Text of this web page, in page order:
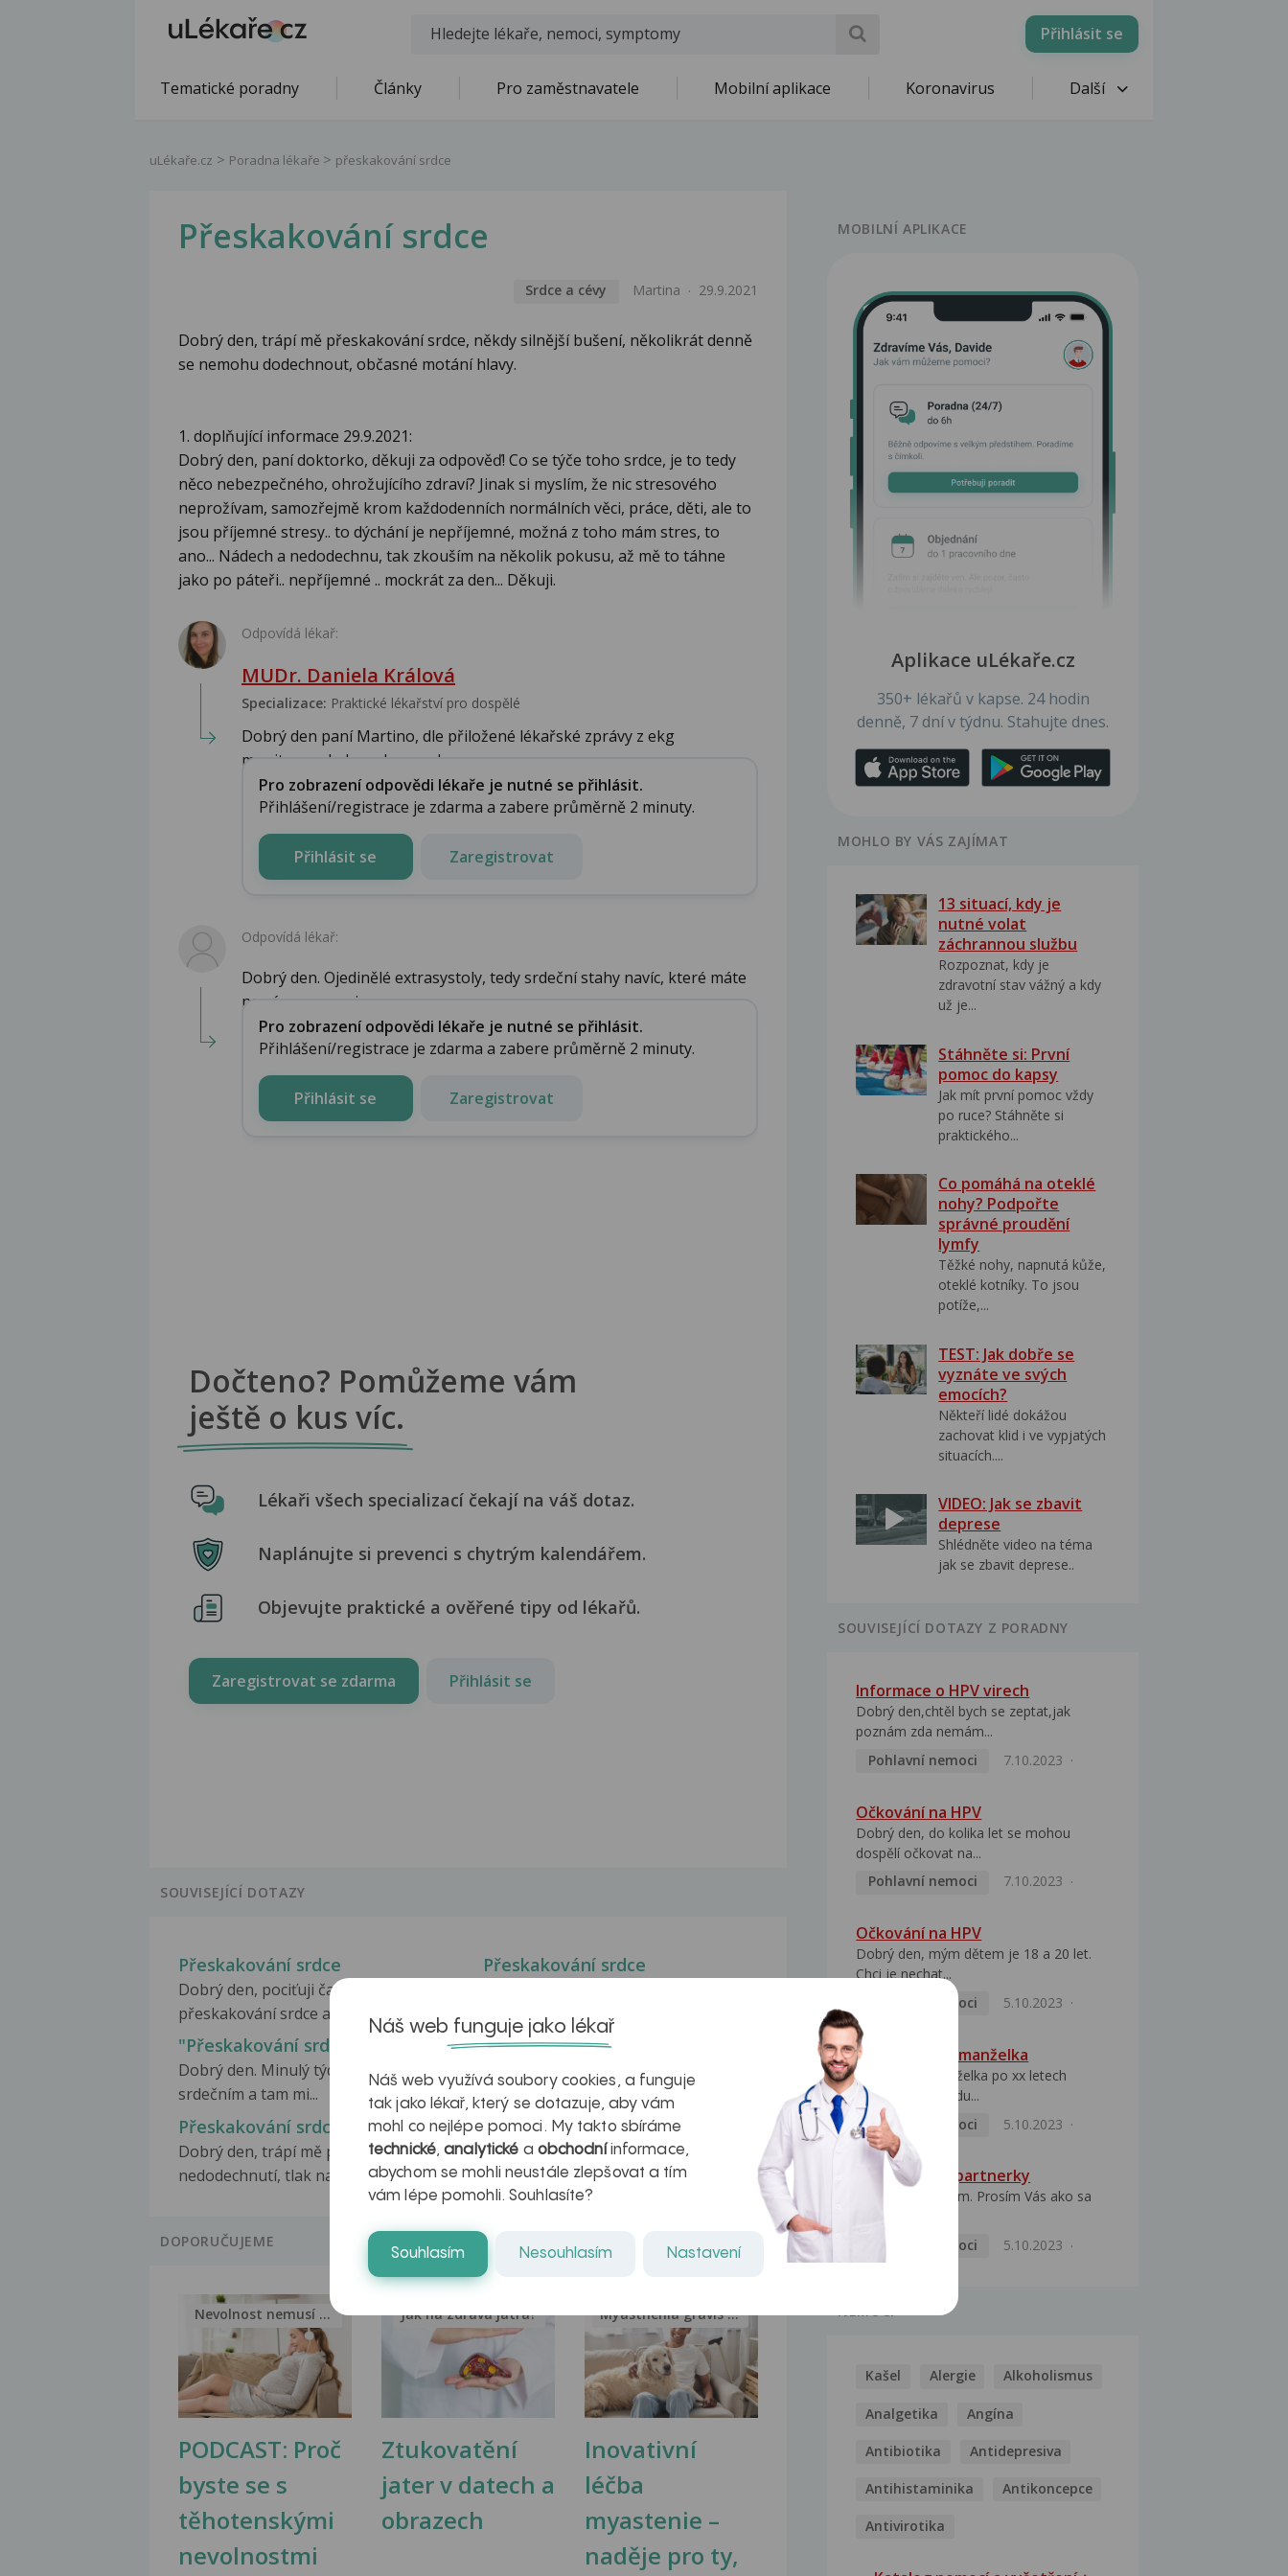
Přihlásit se
Tematické poradny Články Pro zaměstnavatele Mobilní aplikace Koronavirus Další
uLékaře.cz Poradna lékaře přeskakování srdce
Přeskakování srdce
Srdce a cévy Martina 29.9.2021
Dobrý den, trápí mě přeskakování srdce, někdy silnější bušení, několikrát denně
se nemohu dodechnout, občasné motání hlavy.
1. doplňující informace 29.9.2021:
Dobrý den, paní doktorko, děkuji za odpověď! Co se týče toho srdce, je to tedy
něco nebezpečného, ohrožujícího zdraví? Jinak si myslím, že nic stresového
neprožívam, samozřejmě krom každodenních normálních věci, práce, děti, ale to
jsou příjemné stresy.. to dýchání je nepříjemné, možná z toho mám stres, to
ano... Nádech a nedodechnu, tak zkouším na několik pokusu, až mě to táhne
jako po páteři.. nepříjemné .. mockrát za den... Děkuji.
Odpovídá lékař:
MUDr. Daniela Králová
Specializace: Praktické lékařství pro dospělé
Dobrý den paní Martino, dle přiložené lékařské zprávy z ekg
monitorace byly zachyceny komor...
Pro zobrazení odpovědi lékaře je nutné se přihlásit.
Přihlášení/registrace je zdarma a zabere průměrně 2 minuty.
Přihlásit se Zaregistrovat
Odpovídá lékař:
Dobrý den. Ojedinělé extrasystoly, tedy srdeční stahy navíc, které máte
na záznamu, nejsou ...
Pro zobrazení odpovědi lékaře je nutné se přihlásit.
Přihlášení/registrace je zdarma a zabere průměrně 2 minuty.
Přihlásit se Zaregistrovat
Dočteno? Pomůžeme vám
ještě o kus víc.
Lékaři všech specializací čekají na váš dotaz.
Naplánujte si prevenci s chytrým kalendářem.
Objevujte praktické a ověřené tipy od lékařů.
Zaregistrovat se zdarma Přihlásit se
SOUVISEJÍCÍ DOTAZY
Přeskakování srdce
Dobrý den, pociťuji časté
přeskakování srdce a to hlavně...
Přeskakování srdce
přeskakování srdce a to...
"Přeskakování srdce"
Dobrý den. Minulý týden jsem byla
srdečním a tam mi...
Přeskakování srdce
Dobrý den, sice jsem si četla různé
dotazy na toto...
Přeskakování srdce
Dobrý den, trápí mě pocit
nedodechnutí, tlak na hrudníku...
Přeskakování srdce
Dobrý den mám 17 a chtěl bych se
zeptat mám částe preskakovani...
DOPORUČUJEME
PODCAST: Proč
byste se s
těhotenskými
nevolnostmi
Nevolnost nemusí být nutnou...
Ztukovatění
jater v datech a
obrazech
Jak na zdravá játra?
Inovativní
léčba
myastenie –
naděje pro ty,
Myasthenia gravis – vše, co...
MOBILNÍ APLIKACE
Aplikace uLékaře.cz
350+ lékařů v kapse. 24 hodin
denně, 7 dní v týdnu. Stahujte dnes.
MOHLO BY VÁS ZAJÍMAT
13 situací, kdy je
nutné volat
záchrannou službu
Rozpoznat, kdy je
zdravotní stav vážný a kdy
už je...
Stáhněte si: První
pomoc do kapsy
Jak mít první pomoc vždy
po ruce? Stáhněte si
praktického...
Co pomáhá na oteklé
nohy? Podpořte
správné proudění
lymfy
Těžké nohy, napnutá kůže,
oteklé kotníky. To jsou
potíže,...
TEST: Jak dobře se
vyznáte ve svých
emocích?
Někteří lidé dokážou
zachovat klid i ve vypjatých
situacích....
VIDEO: Jak se zbavit
deprese
Shlédněte video na téma
jak se zbavit deprese..
SOUVISEJÍCÍ DOTAZY Z PORADNY
Informace o HPV virech
Dobrý den,chtěl bych se zeptat,jak
poznám zda nemám...
Pohlavní nemoci
7.10.2023
Očkování na HPV
Dobrý den, do kolika let se mohou
dospělí očkovat na...
Pohlavní nemoci
7.10.2023
Očkování na HPV
Dobrý den, mým dětem je 18 a 20 let.
Chci je nechat...
Pohlavní nemoci
5.10.2023
HPV pozitivní manželka
Dobrý den, manželka po xx letech
přivezla z Východu...
Pohlavní nemoci
5.10.2023
HPV typ 52 u partnerky
Dobrý deň prajem. Prosím Vás ako sa
Pohlavní nemoci
5.10.2023
NEMOCI
Kašel Alergie Alkoholismus
Analgetika Angína
Antibiotika Antidepresiva
Antihistaminika Antikoncepce
Antivirotika
Náš web funguje jako lékař
Náš web využívá soubory cookies, a funguje
tak jako lékař, který se dotazuje, aby vám
mohl co nejlépe pomoci. My takto sbíráme
technické,analytické a obchodníinformace,
abychom se mohli neustále zlepšovat a tím
vám lépe pomohli. Souhlasíte?
Souhlasím Nesouhlasím Nastavení